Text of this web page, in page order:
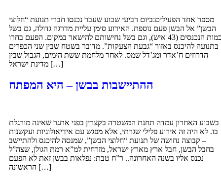
מספר אחד הפעילים:ביום רביעי שבוע שעבר נכנסו חברי תנועת “חלוצי
הבשן” אל הבשן פעם נוספת. האירוע סימן עליית מדרגה גדולה, גם בשל
כמות הנכנסים (43 איש), וגם בשל נחישותם להישאר במקום. הפעם בחרו
בתנועה להיכנס באזור “גבעת הצעקות”. מדובר בשטח שבין שני הכפרים
הדרוזים ח’אדר ומג’דל שמס. לאחר מלחמת ששת הימים, הגבול שבין
מדינת ישראל […]
ההתיישבות בבשן – היא המפתח
בשבוע האחרון עמדה תחנת המשטרה בקצרין בפני אתגר שאינה מורגלת
בו. לא היה זה אירוע פלילי שגרתי, אלא מפגש עם אידיאולוגיות ועקשנות
– קבוצה נחושה של תנועת “חלוצי הבשן”, שמנסה להיכנס ולהתיישב
בחבל הבשן, חבל ארץ מארץ ישראל, מזרחית למ”א רמת הגולן, שצה”ל
נכנס אליו בשנה האחרונה.. ר”ח טבת: נפלאות בבשן זאת לא הפעם
הראשונה […]